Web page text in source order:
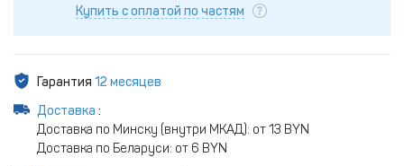
Купить с оплатой по частям
Гарантия 12 месяцев
Доставка :
Доставка по Минску (внутри МКАД): от 13 BYN
Доставка по Беларуси: от 6 BYN